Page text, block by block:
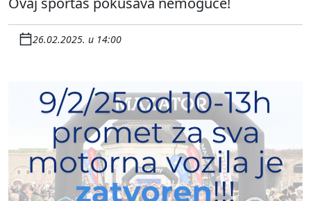
26.02.2025. u 14:00